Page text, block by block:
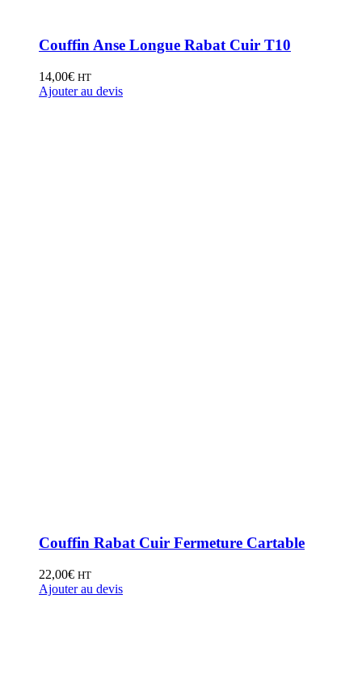
Couffin Anse Longue Rabat Cuir T10
14,00€ HT
Ajouter au devis
Couffin Rabat Cuir Fermeture Cartable
22,00€ HT
Ajouter au devis